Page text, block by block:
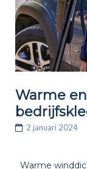
Warme
2 januari 2024
Warme